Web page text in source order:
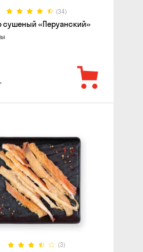
(34)
сушеный «Перуанский»
(3)